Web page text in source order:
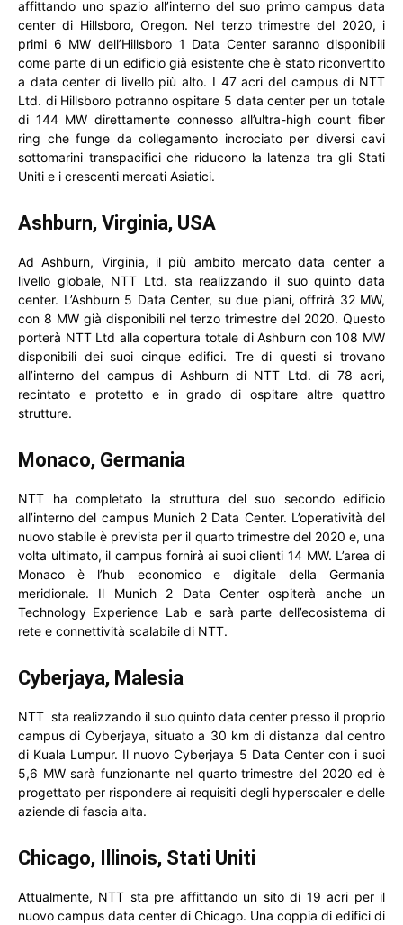
affittando uno spazio all’interno del suo primo campus data
center di Hillsboro, Oregon. Nel terzo trimestre del 2020, i
primi 6 MW dell’Hillsboro 1 Data Center saranno disponibili
come parte di un edificio già esistente che è stato riconvertito
a data center di livello più alto. I 47 acri del campus di NTT
Ltd. di Hillsboro potranno ospitare 5 data center per un totale
di 144 MW direttamente connesso all’ultra-high count fiber
ring che funge da collegamento incrociato per diversi cavi
sottomarini transpacifici che riducono la latenza tra gli Stati
Uniti e i crescenti mercati Asiatici.
Ashburn, Virginia, USA
Ad Ashburn, Virginia, il più ambito mercato data center a
livello globale, NTT Ltd. sta realizzando il suo quinto data
center. L’Ashburn 5 Data Center, su due piani, offrirà 32 MW,
con 8 MW già disponibili nel terzo trimestre del 2020. Questo
porterà NTT Ltd alla copertura totale di Ashburn con 108 MW
disponibili dei suoi cinque edifici. Tre di questi si trovano
all’interno del campus di Ashburn di NTT Ltd. di 78 acri,
recintato e protetto e in grado di ospitare altre quattro
strutture.
Monaco, Germania
NTT ha completato la struttura del suo secondo edificio
all’interno del campus Munich 2 Data Center. L’operatività del
nuovo stabile è prevista per il quarto trimestre del 2020 e, una
volta ultimato, il campus fornirà ai suoi clienti 14 MW. L’area di
Monaco è l’hub economico e digitale della Germania
meridionale. Il Munich 2 Data Center ospiterà anche un
Technology Experience Lab e sarà parte dell’ecosistema di
rete e connettività scalabile di NTT.
Cyberjaya, Malesia
NTT sta realizzando il suo quinto data center presso il proprio
campus di Cyberjaya, situato a 30 km di distanza dal centro
di Kuala Lumpur. Il nuovo Cyberjaya 5 Data Center con i suoi
5,6 MW sarà funzionante nel quarto trimestre del 2020 ed è
progettato per rispondere ai requisiti degli hyperscaler e delle
aziende di fascia alta.
Chicago, Illinois, Stati Uniti
Attualmente, NTT sta pre affittando un sito di 19 acri per il
nuovo campus data center di Chicago. Una coppia di edifici di